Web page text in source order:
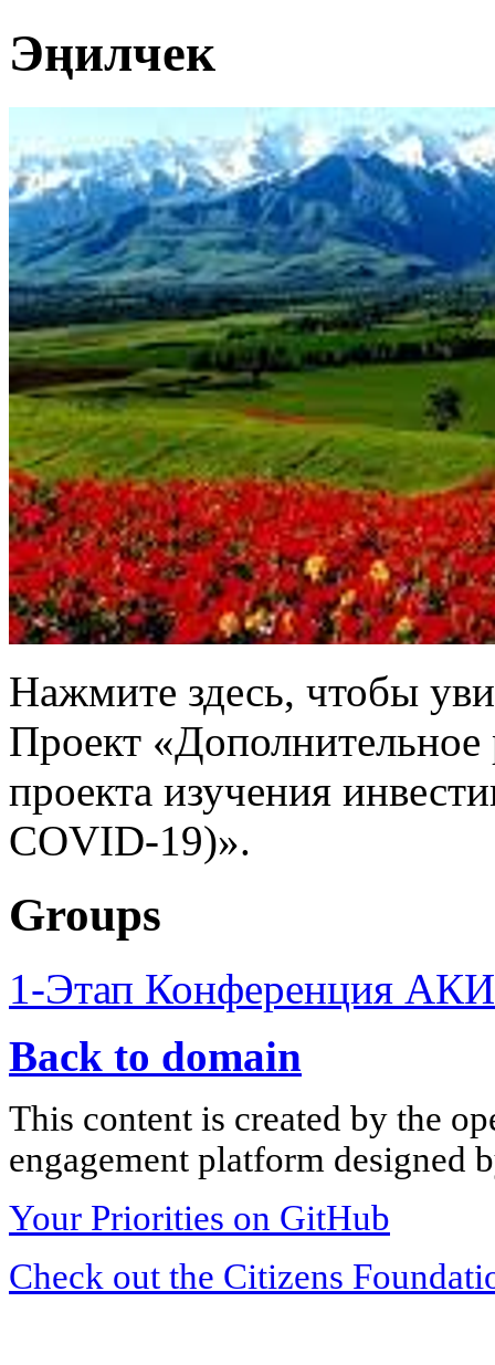
Эңилчек
Нажмите здесь, чтобы
Проект
проекта изучения
COVID-19)».
Groups
1-Этап Конференция
Back to domain
This content is created by the
engagement platform designed
Your Priorities on GitHub
Check out the Citizens